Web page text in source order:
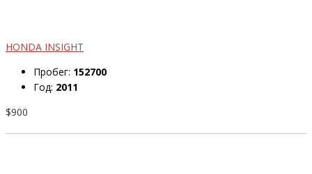
HONDA INSIGHT
Пробег: 152700
Год: 2011
$900